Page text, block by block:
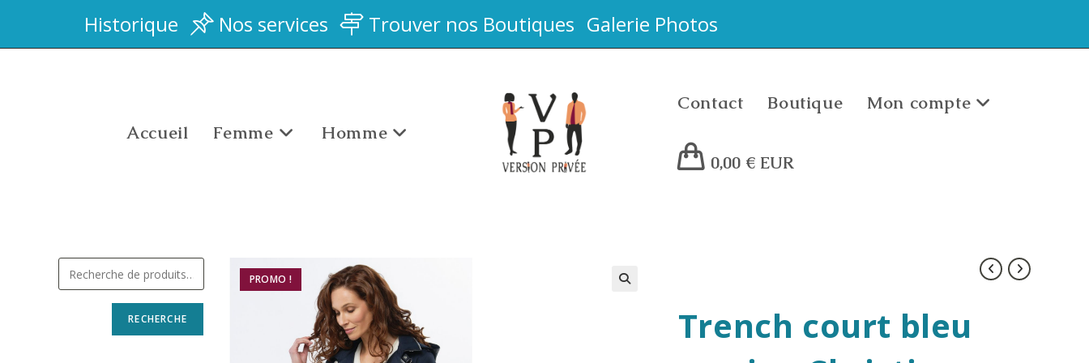
Historique Nos services Trouver nos Boutiques Galerie Photos
Accueil Femme Homme
Contact Boutique Mon compte
0,00 € EUR
PROMO !
Trench court bleu
RECHERCHE